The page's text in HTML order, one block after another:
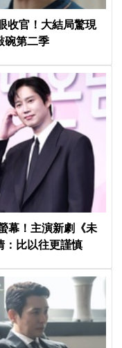
收官！大結局驚現
碗第二季
幕！主演新劇《未
：比以往更謹慎